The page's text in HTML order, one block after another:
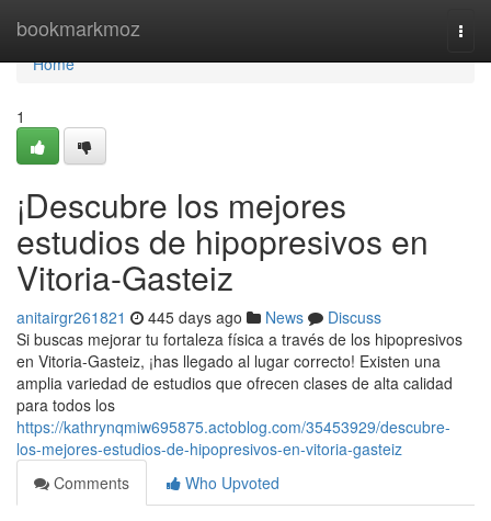
bookmarkmoz
Home
Home
1
¡Descubre los mejores
estudios de hipopresivos en
Vitoria-Gasteiz
anitairgr261821 445 days ago News
Discuss
Si buscas mejorar tu fortaleza física a través de los hipopresivos
en Vitoria-Gasteiz, ¡has llegado al lugar correcto! Existen una
amplia variedad de estudios que ofrecen clases de alta calidad
para todos los
https://kathrynqmiw695875.actoblog.com/35453929/descubre-
los-mejores-estudios-de-hipopresivos-en-vitoria-gasteiz
Comments
Who Upvoted